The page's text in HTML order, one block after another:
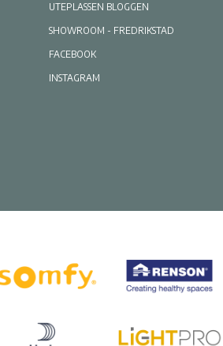
UTEPLASSEN BLOGGEN
SHOWROOM - FREDRIKSTAD
FACEBOOK
INSTAGRAM